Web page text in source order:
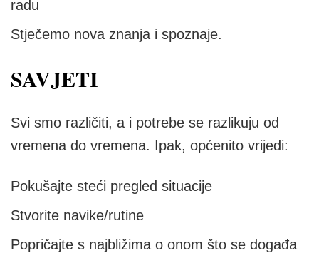
radu
Stječemo nova znanja i spoznaje.
SAVJETI
Svi smo različiti, a i potrebe se razlikuju od
vremena do vremena. Ipak, općenito vrijedi:
Pokušajte steći pregled situacije
Stvorite navike/rutine
Popričajte s najbližima o onom što se događa